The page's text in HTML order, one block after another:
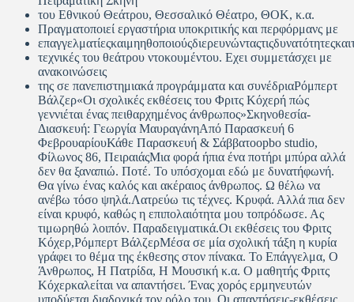
του Εθνικού Θεάτρου, Θεσσαλικό Θέατρο, ΘΟΚ, κ.α.
Πραγματοποιεί εργαστήρια υποκριτικής και περφόρμανς με
τεχνικές του θεάτρου ντοκουμέντου. Εχει συμμετάσχει με
ανακοινώσεις
της σε πανεπιστημιακά προγράμματα και συνέδριαΡόμπερτ
Βάλζερ«Οι σχολικές εκθέσεις του Φριτς Κόχερή πώς
γεννιέται ένας πειθαρχημένος άνθρωπος»Σκηνοθεσία-
Διασκευή: Γεωργία ΜαυραγάνηΑπό Παρασκευή 6
ΦεβρουαρίουΚάθε Παρασκευή & Σάββατοopbo studio,
Φίλωνος 86, ΠειραιάςΜια φορά ήπια ένα ποτήρι μπύρα αλλά
δεν θα ξαναπιώ. Ποτέ. Το υπόσχομαι εδώ με δυνατήφωνή.
Θα γίνω ένας καλός και ακέραιος άνθρωπος. Ω θέλω να
ανέβω τόσο ψηλά.Λατρεύω τις τέχνες. Κρυφά. Αλλά πια δεν
είναι κρυφό, καθώς η επιπολαιότητα μου τοπρόδωσε. Ας
τιμωρηθώ λοιπόν. Παραδειγματικά.Οι εκθέσεις του Φριτς
Κόχερ,Ρόμπερτ ΒάλζερΜέσα σε μία σχολική τάξη η κυρία
γράφει το θέμα της έκθεσης στον πίνακα. Το Επάγγελμα, Ο
Άνθρωπος, Η Πατρίδα, Η Μουσική κ.α. Ο μαθητής Φριτς
Κόχερκαλείται να απαντήσει. Ένας χορός ερμηνευτών
υποδύεται διαδοχικά τον ρόλο του. Οι απαντήσεις-εκθέσεις